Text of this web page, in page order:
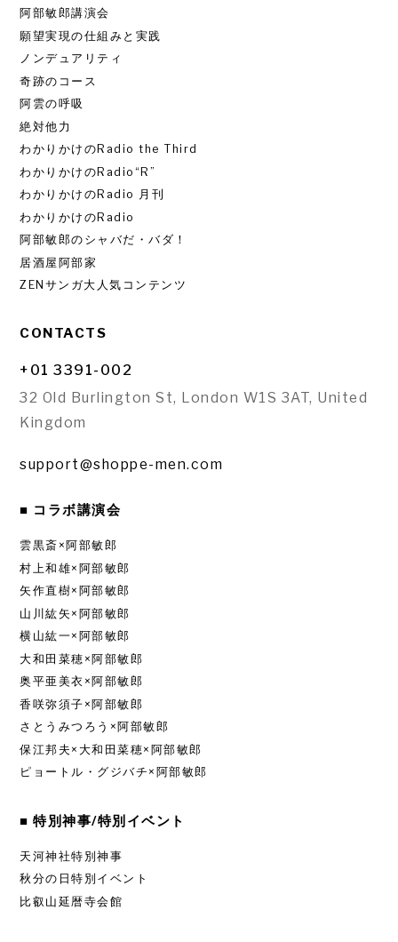
阿部敏郎講演会
願望実現の仕組みと実践
ノンデュアリティ
奇跡のコース
阿雲の呼吸
絶対他力
わかりかけのRadio the Third
わかりかけのRadio“R”
わかりかけのRadio 月刊
わかりかけのRadio
阿部敏郎のシャバだ・バダ！
居酒屋阿部家
ZENサンガ大人気コンテンツ
CONTACTS
+01 3391-002
32 Old Burlington St, London W1S 3AT, United
Kingdom
support@shoppe-men.com
■ コラボ講演会
雲黒斎×阿部敏郎
村上和雄×阿部敏郎
矢作直樹×阿部敏郎
山川紘矢×阿部敏郎
横山紘一×阿部敏郎
大和田菜穂×阿部敏郎
奥平亜美衣×阿部敏郎
香咲弥須子×阿部敏郎
さとうみつろう×阿部敏郎
保江邦夫×大和田菜穂×阿部敏郎
ピョートル・グジバチ×阿部敏郎
■ 特別神事/特別イベント
天河神社特別神事
秋分の日特別イベント
比叡山延暦寺会館